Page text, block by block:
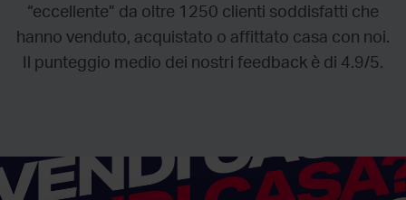
“eccellente” da oltre 1250 clienti soddisfatti che
hanno venduto, acquistato o affittato casa con noi.
Il punteggio medio dei nostri feedback è di 4.9/5.